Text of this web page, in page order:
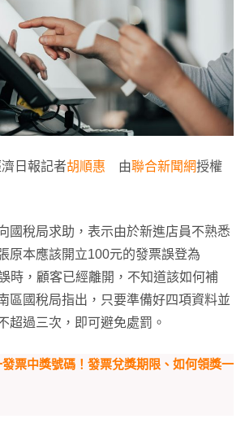
日報記者胡順惠 由聯合新聞網授權
國稅局求助，表示由於新進店員不熟悉
原本應該開立100元的發票誤登為
時，顧客已經離開，不知道該如何補
區國稅局指出，只要準備好四項資料並
超過三次，即可避免處罰。
票中獎號碼！發票兌獎期限、如何領獎一